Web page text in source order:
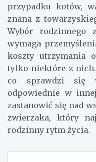
przypadku kotów,
znana z
Wybór rodzinnego
wymaga
koszty utrzymania
tylko niektóre z
co sprawdzi się
odpowiednie w
zastanowić się nad
zwierzaka, który
rodzinny rytm życia.